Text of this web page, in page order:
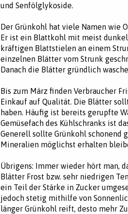
und Senfölglykoside.
Der Grünkohl hat viele Namen wie
Er ist ein Blattkohl mit meist
kräftigen Blattstielen an einem
einzelnen Blätter vom Strunk
Danach die Blätter gründlich
Bis zum März finden Verbraucher
Einkauf auf Qualität. Die Blätter
haben. Häufig ist bereits gerupfte
Gemüsefach des Kühlschranks ist
Generell sollte Grünkohl schonend
Mineralien möglichst erhalten
Übrigens: Immer wieder hört man,
Blätter Frost bzw. sehr niedrigen
ein Teil der Stärke in Zucker
jedoch stetig mithilfe von
länger Grünkohl reift, desto mehr